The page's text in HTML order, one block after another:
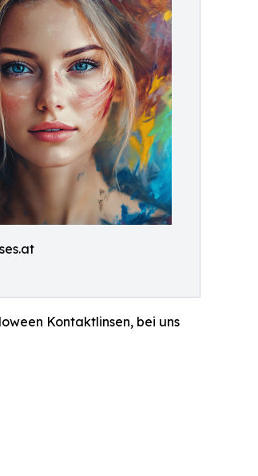
Kontaktlinsen, bei uns